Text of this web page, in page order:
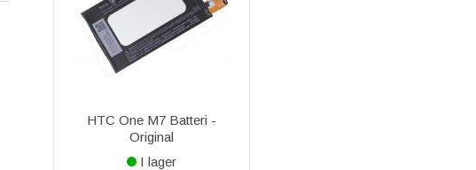
HTC One M7 Batteri -
Original
I lager